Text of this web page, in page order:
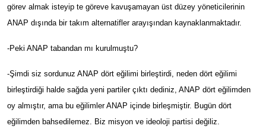
görev almak isteyip te göreve kavuşamayan üst düzey yöneticilerinin
ANAP dışında bir takım alternatifler arayışından kaynaklanmaktadır.
-Peki ANAP tabandan mı kurulmuştu?
-Şimdi siz sordunuz ANAP dört eğilimi birleştirdi, neden dört eğilimi
birleştirdiği halde sağda yeni partiler çıktı dediniz, ANAP dört eğilimden
oy almıştır, ama bu eğilimler ANAP içinde birleşmiştir. Bugün dört
eğilimden bahsedilemez. Biz misyon ve ideoloji partisi değiliz.